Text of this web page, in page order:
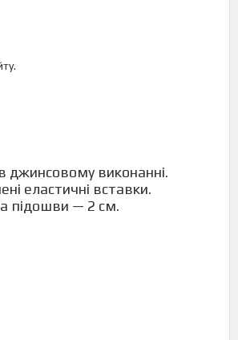
в джинсовому виконанні.
еластичні вставки.
підошви — 2 см.